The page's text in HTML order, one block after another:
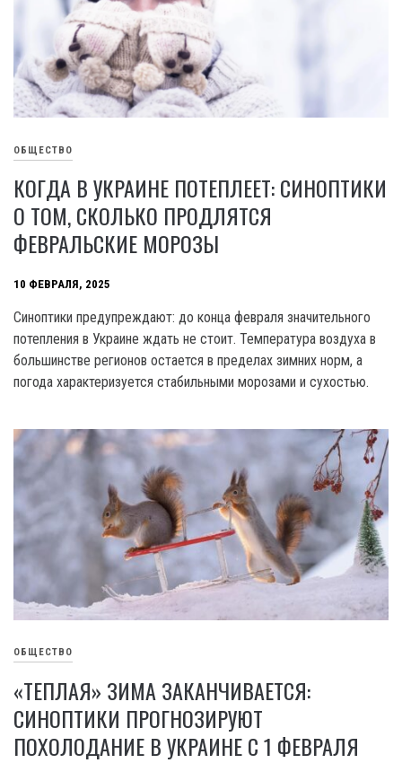
ОБЩЕСТВО
КОГДА В УКРАИНЕ ПОТЕПЛЕЕТ: СИНОПТИКИ
О ТОМ, СКОЛЬКО ПРОДЛЯТСЯ
ФЕВРАЛЬСКИЕ МОРОЗЫ
10 ФЕВРАЛЯ, 2025
Синоптики предупреждают: до конца февраля значительного
потепления в Украине ждать не стоит. Температура воздуха в
большинстве регионов остается в пределах зимних норм, а
погода характеризуется стабильными морозами и сухостью.
ОБЩЕСТВО
«ТЕПЛАЯ» ЗИМА ЗАКАНЧИВАЕТСЯ:
СИНОПТИКИ ПРОГНОЗИРУЮТ
ПОХОЛОДАНИЕ В УКРАИНЕ С 1 ФЕВРАЛЯ